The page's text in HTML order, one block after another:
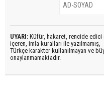
UYARI: Küfür, hakaret, rencide edici
içeren, imla kuralları ile yazılmamış,
Türkçe karakter kullanılmayan ve
onaylanmamaktadır.